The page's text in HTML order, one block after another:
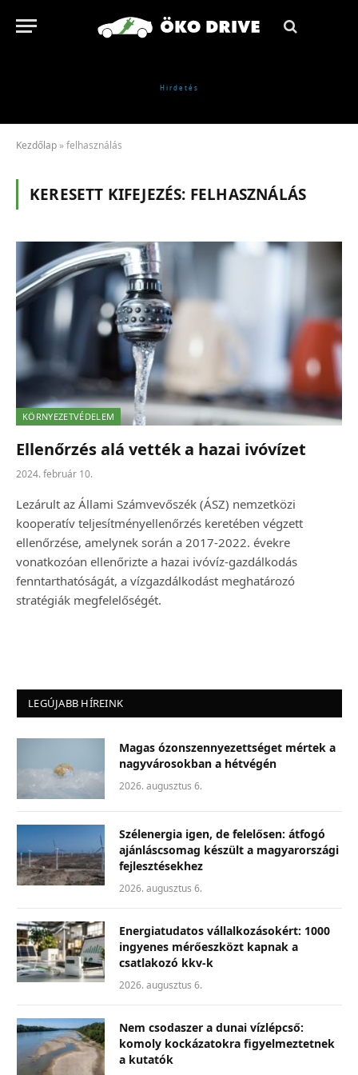
Kezdőlap »felhasználás
KERESETT KIFEJEZÉS: FELHASZNÁLÁS
KÖRNYEZETVÉDELEM
Ellenőrzés alá vették a hazai ivóvízet
2024. február 10.
Lezárult az Állami Számvevőszék (ÁSZ) nemzetközi
kooperatív teljesítményellenőrzés keretében végzett
ellenőrzése, amelynek során a 2017-2022. évekre
vonatkozóan ellenőrizte a hazai ivóvíz-gazdálkodás
fenntarthatóságát, a vízgazdálkodást meghatározó
stratégiák megfelelőségét.
LEGÚJABB HÍREINK
Magas ózonszennyezettséget mértek a
nagyvárosokban a hétvégén
2026. augusztus 6.
Szélenergia igen, de felelősen: átfogó
ajánláscsomag készült a magyarországi
fejlesztésekhez
2026. augusztus 6.
Energiatudatos vállalkozásokért: 1000
ingyenes mérőeszközt kapnak a
csatlakozó kkv-k
2026. augusztus 6.
Nem csodaszer a dunai vízlépcső:
komoly kockázatokra figyelmeztetnek
a kutatók